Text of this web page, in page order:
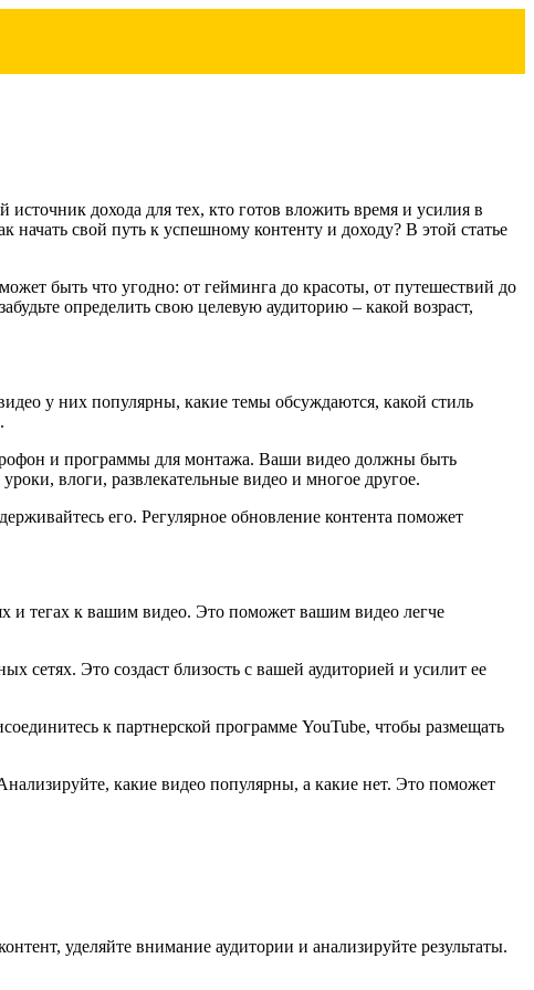
дохода для тех, кто готов вложить время и усилия в
свой путь к успешному контенту и доходу? В этой статье
быть что угодно: от гейминга до красоты, от путешествий до
определить свою целевую аудиторию – какой возраст,
у них популярны, какие темы обсуждаются, какой стиль
и программы для монтажа. Ваши видео должны быть
влоги, развлекательные видео и многое другое.
его. Регулярное обновление контента поможет
и тегах к вашим видео. Это поможет вашим видео легче
сетях. Это создаст близость с вашей аудиторией и усилит ее
к партнерской программе YouTube, чтобы размещать
какие видео популярны, а какие нет. Это поможет
уделяйте внимание аудитории и анализируйте результаты.